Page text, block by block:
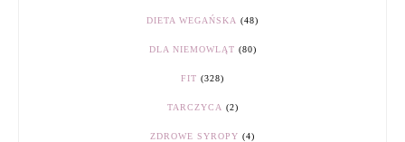
DIETA WEGAŃSKA (48)
DLA NIEMOWLĄT (80)
FIT (328)
TARCZYCA (2)
ZDROWE SYROPY (4)